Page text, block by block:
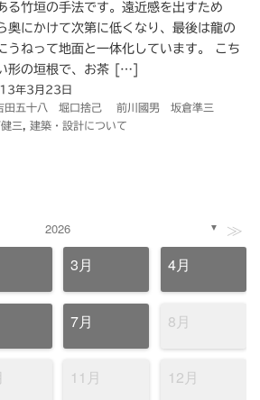
る竹垣の手法です。遠近感を出すため
奥にかけて次第に低くなり、最後は龍の
うねって地面と一体化しています。 こち
形の垣根で、お茶 […]
年3月23日
田五十八 堀口捨己 前川國男 坂倉準三
三
建築・設計について
2026 ▼ ≫
3月 4月
7月 8月
11月 12月